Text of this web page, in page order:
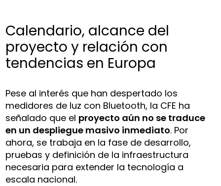
Calendario, alcance del
proyecto y relación con
tendencias en Europa
Pese al interés que han despertado los
medidores de luz con Bluetooth, la CFE ha
señalado que el proyecto aún no se traduce
en un despliegue masivo inmediato. Por
ahora, se trabaja en la fase de desarrollo,
pruebas y definición de la infraestructura
necesaria para extender la tecnología a
escala nacional.